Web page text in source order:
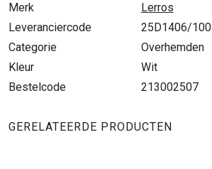
Merk
Lerros
Leveranciercode
25D1406/100
Categorie
Overhemden
Kleur
Wit
Bestelcode
213002507
GERELATEERDE PRODUCTEN